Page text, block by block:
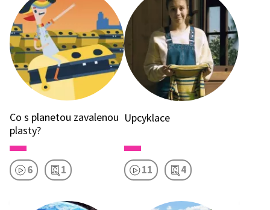
Co s planetou zavalenou
plasty?
6 1
Upcyklace
11 4